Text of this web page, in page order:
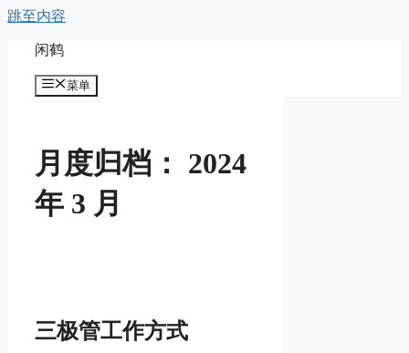
跳至内容
闲鹤
菜单
月度归档： 2024
年 3 月
三极管工作方式